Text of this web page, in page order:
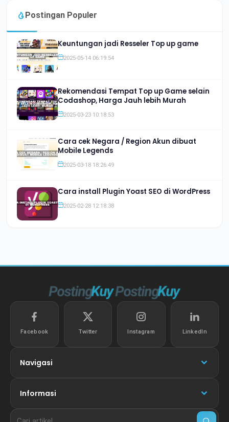
Postingan Populer
Keuntungan jadi Resseler Top up game
2025-05-14 06:19:54
Rekomendasi Tempat Top up Game selain
Codashop, Harga Jauh lebih Murah
2025-03-23 10:18:53
Cara cek Negara / Region Akun dibuat
Mobile Legends
2025-03-18 18:26:49
Cara install Plugin Yoast SEO di WordPress
2025-02-28 12:18:38
Facebook Twitter Instagram LinkedIn
Navigasi
Informasi